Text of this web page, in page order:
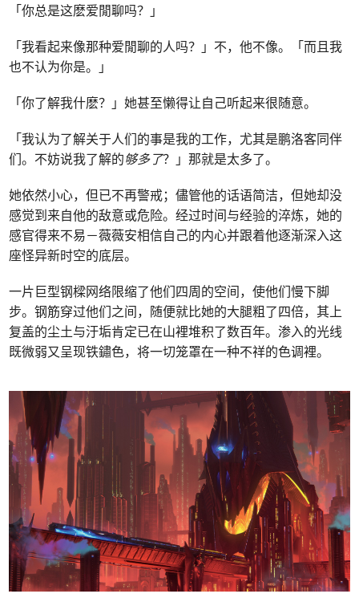
「你总是这麽爱閒聊吗？」
「我看起来像那种爱閒聊的人吗？」不，他不像。「而且我
也不认为你是。」
「你了解我什麽？」她甚至懒得让自己听起来很随意。
「我认为了解关于人们的事是我的工作，尤其是鹏洛客同伴
们。不妨说我了解的够多了？」那就是太多了。
她依然小心，但已不再警戒；儘管他的话语简洁，但她却没
感觉到来自他的敌意或危险。经过时间与经验的淬炼，她的
感官得来不易－薇薇安相信自己的内心并跟着他逐渐深入这
座怪异新时空的底层。
一片巨型钢樑网络限缩了他们四周的空间，使他们慢下脚
步。钢筋穿过他们之间，随便就比她的大腿粗了四倍，其上
复盖的尘土与汙垢肯定已在山裡堆积了数百年。渗入的光线
既微弱又呈现铁鏽色，将一切笼罩在一种不祥的色调裡。